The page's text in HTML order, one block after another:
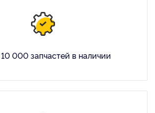
000 запчастей в наличии